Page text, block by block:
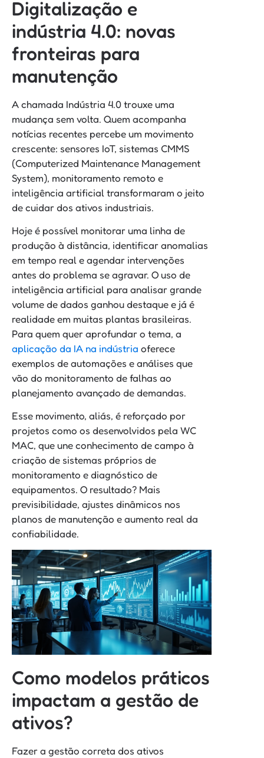
Digitalização e
indústria 4.0: novas
fronteiras para
manutenção
A chamada Indústria 4.0 trouxe uma
mudança sem volta. Quem acompanha
notícias recentes percebe um movimento
crescente: sensores IoT, sistemas CMMS
(Computerized Maintenance Management
System), monitoramento remoto e
inteligência artificial transformaram o jeito
de cuidar dos ativos industriais.
Hoje é possível monitorar uma linha de
produção à distância, identificar anomalias
em tempo real e agendar intervenções
antes do problema se agravar. O uso de
inteligência artificial para analisar grande
volume de dados ganhou destaque e já é
realidade em muitas plantas brasileiras.
Para quem quer aprofundar o tema, a
aplicação da IA na indústria oferece
exemplos de automações e análises que
vão do monitoramento de falhas ao
planejamento avançado de demandas.
Esse movimento, aliás, é reforçado por
projetos como os desenvolvidos pela WC
MAC, que une conhecimento de campo à
criação de sistemas próprios de
monitoramento e diagnóstico de
equipamentos. O resultado? Mais
previsibilidade, ajustes dinâmicos nos
planos de manutenção e aumento real da
confiabilidade.
Como modelos práticos
impactam a gestão de
ativos?
Fazer a gestão correta dos ativos